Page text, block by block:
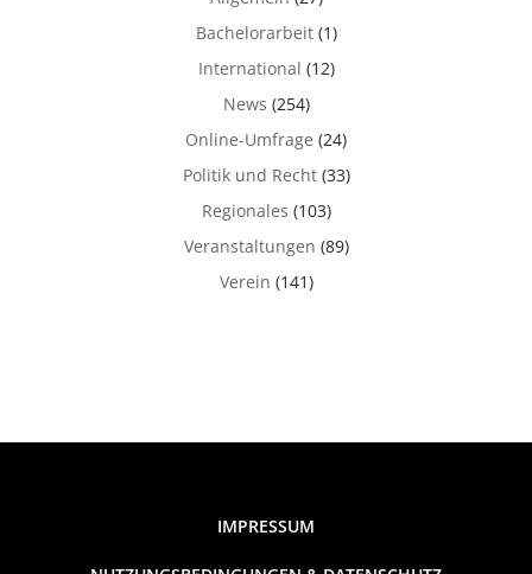
Bachelorarbeit(1)
International (12)
News (254)
Online-Umfrage (24)
Politik und Recht(33)
Regionales (103)
Veranstaltungen (89)
Verein (141)
IMPRESSUM